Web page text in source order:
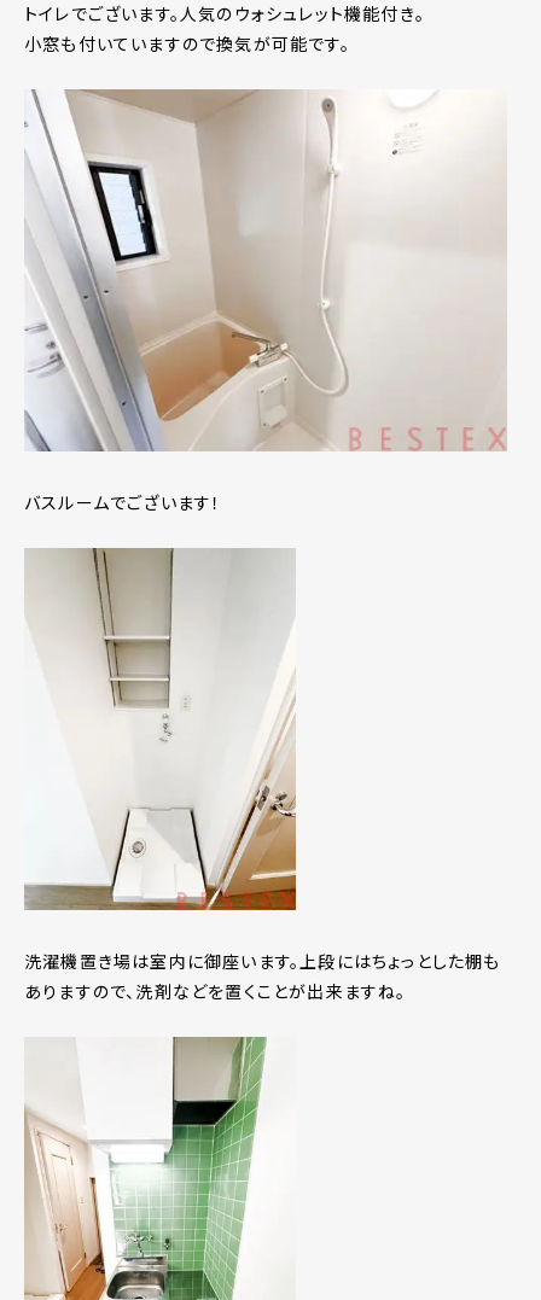
トイレでございます。人気のウォシュレット機能付き。
小窓も付いていますので換気が可能です。
バスルームでございます！
洗濯機置き場は室内に御座います。上段にはちょっとした棚も
ありますので、洗剤などを置くことが出来ますね。